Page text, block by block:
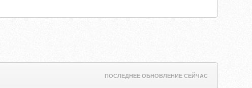
ПОСЛЕДНЕЕ ОБНОВЛЕНИЕ СЕЙЧАС